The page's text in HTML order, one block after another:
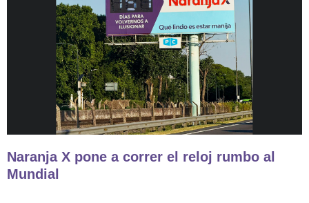
Naranja X pone a correr el reloj rumbo al
Mundial